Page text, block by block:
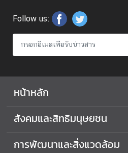
Follow us:
หน้าหลัก
สังคมและสิทธิมนุษยชน
การพัฒนาและสิ่งแวดล้อม